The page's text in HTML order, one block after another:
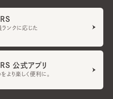
ランクに応じた
公式アプリ
より楽しく便利に。